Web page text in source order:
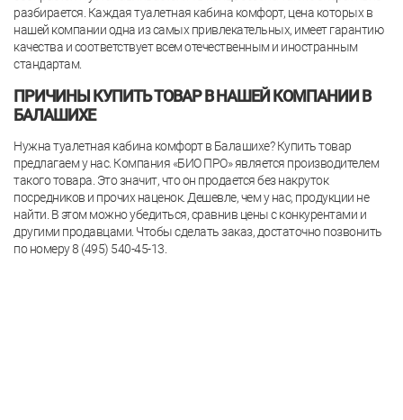
разбирается. Каждая туалетная кабина комфорт, цена которых в
нашей компании одна из самых привлекательных, имеет гарантию
качества и соответствует всем отечественным и иностранным
стандартам.
ПРИЧИНЫ КУПИТЬ ТОВАР В НАШЕЙ КОМПАНИИ В
БАЛАШИХЕ
Нужна туалетная кабина комфорт в Балашихе? Купить товар
предлагаем у нас. Компания «БИО ПРО» является производителем
такого товара. Это значит, что он продается без накруток
посредников и прочих наценок. Дешевле, чем у нас, продукции не
найти. В этом можно убедиться, сравнив цены с конкурентами и
другими продавцами. Чтобы сделать заказ, достаточно позвонить
по номеру 8 (495) 540-45-13.